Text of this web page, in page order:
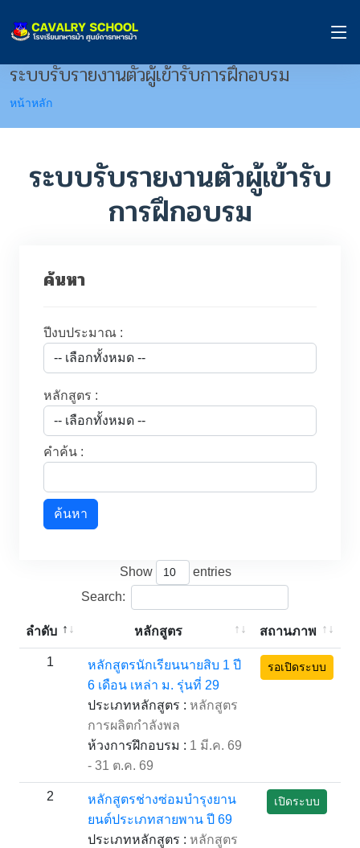
ระบบรับรายงานตัวผู้เข้ารับการฝึกอบรม
หน้าหลัก
ระบบรับรายงานตัวผู้เข้ารับ
การฝึกอบรม
ค้นหา
ปีงบประมาณ :
หลักสูตร :
คำค้น :
ค้นหา
Show
entries
Search:
ลำดับ หลักสูตร สถานภาพ
1
หลักสูตรนักเรียนนายสิบ 1 ปี
6 เดือน เหล่า ม. รุ่นที่ 29
ประเภทหลักสูตร : หลักสูตร
การผลิตกำลังพล
ห้วงการฝึกอบรม : 1 มี.ค. 69
- 31 ต.ค. 69
รอเปิดระบบ
2
หลักสูตรช่างซ่อมบำรุงยาน
ยนต์ประเภทสายพาน ปี 69
ประเภทหลักสูตร : หลักสูตร
เปิดระบบ